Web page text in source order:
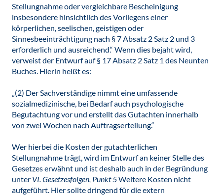
Stellungnahme oder vergleichbare Bescheinigung
insbesondere hinsichtlich des Vorliegens einer
körperlichen, seelischen, geistigen oder
Sinnesbeeinträchtigung nach § 7 Absatz 2 Satz 2 und 3
erforderlich und ausreichend.“ Wenn dies bejaht wird,
verweist der Entwurf auf § 17 Absatz 2 Satz 1 des Neunten
Buches. Hierin heißt es:
„(2) Der Sachverständige nimmt eine umfassende
sozialmedizinische, bei Bedarf auch psychologische
Begutachtung vor und erstellt das Gutachten innerhalb
von zwei Wochen nach Auftragserteilung.“
Wer hierbei die Kosten der gutachterlichen
Stellungnahme trägt, wird im Entwurf an keiner Stelle des
Gesetzes erwähnt und ist deshalb auch in der Begründung
unter VI. Gesetzesfolgen, Punkt 5Weitere Kosten nicht
aufgeführt. Hier sollte dringend für die extern